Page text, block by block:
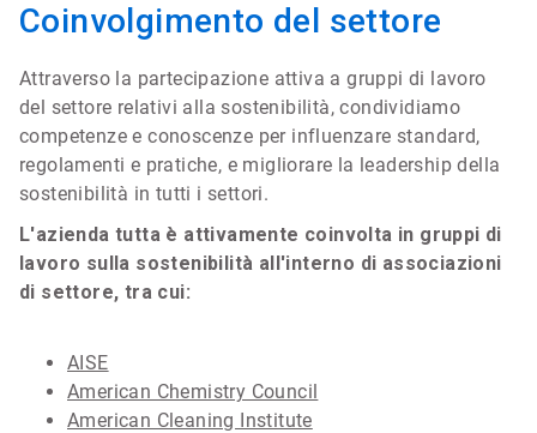
Coinvolgimento del settore
Attraverso la partecipazione attiva a gruppi di lavoro
del settore relativi alla sostenibilità, condividiamo
competenze e conoscenze per influenzare standard,
regolamenti e pratiche, e migliorare la leadership della
sostenibilità in tutti i settori.
L'azienda tutta è attivamente coinvolta in gruppi di
lavoro sulla sostenibilità all'interno di associazioni
di settore, tra cui:
AISE
American Chemistry Council
American Cleaning Institute